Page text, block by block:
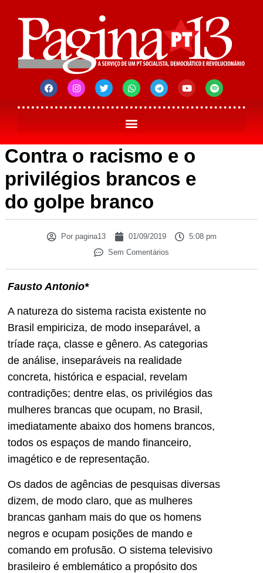
Contra o racismo e o
privilégios brancos e
do golpe branco
Porpagina13 01/09/2019
5:08 pm
Sem Comentários
Fausto Antonio*
A natureza do sistema racista existente no
Brasil empiriciza, de modo inseparável, a
tríade raça, classe e gênero. As categorias
de análise, inseparáveis na realidade
concreta, histórica e espacial, revelam
contradições; dentre elas, os privilégios das
mulheres brancas que ocupam, no Brasil,
imediatamente abaixo dos homens brancos,
todos os espaços de mando financeiro,
imagético e de representação.
Os dados de agências de pesquisas diversas
dizem, de modo claro, que as mulheres
brancas ganham mais do que os homens
negros e ocupam posições de mando e
comando em profusão. O sistema televisivo
brasileiro é emblemático a propósito dos